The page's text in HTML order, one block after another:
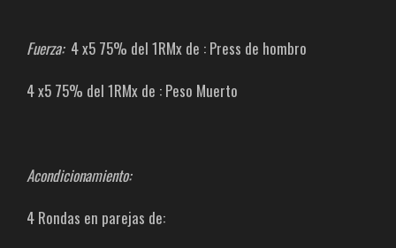
Fuerza:4 x5 75% del 1RMx de : Press de hombro
4 x5 75% del 1RMx de : Peso Muerto
Acondicionamiento:
4 Rondas en parejas de: